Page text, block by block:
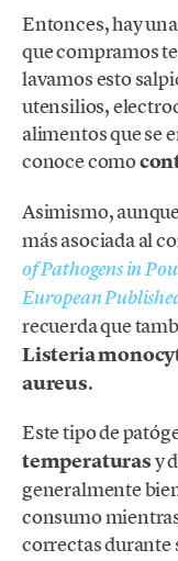
Entonces, hay
que compramos
lavamos esto
utensilios,
alimentos que se
conoce como
Asimismo,
más asociada al
of Pathogens in
European
recuerda que
Listeria
aureus.
Este tipo de
temperaturasy
generalmente
consumo
correctas durante